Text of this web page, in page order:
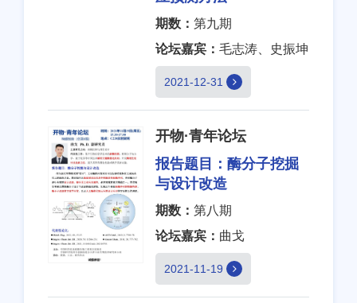
期数： 第九期
论坛嘉宾： 毛志涛、史振坤
2021-12-31
开物·青年论坛
报告题目： 酶分子挖掘
与设计改造
期数： 第八期
论坛嘉宾： 曲戈
2021-11-19